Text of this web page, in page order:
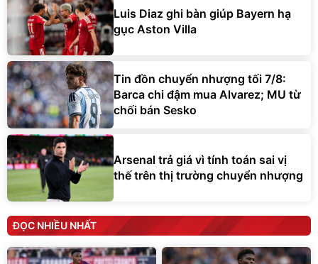
Luis Diaz ghi bàn giúp Bayern hạ
gục Aston Villa
Tin đồn chuyển nhượng tối 7/8:
Barca chi đậm mua Alvarez; MU từ
chối bán Sesko
Arsenal trả giá vì tính toán sai vị
thế trên thị trường chuyển nhượng
ĐỌC NHIỀU NHẤT